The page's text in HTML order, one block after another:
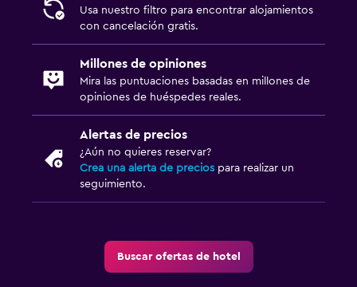
Usa nuestro filtro para encontrar alojamientos
con cancelación gratis.
Millones de opiniones
Mira las puntuaciones basadas en millones de
opiniones de huéspedes reales.
Alertas de precios
¿Aún no quieres reservar?
Crea una alerta de precios para realizar un
seguimiento.
Buscar ofertas de hotel